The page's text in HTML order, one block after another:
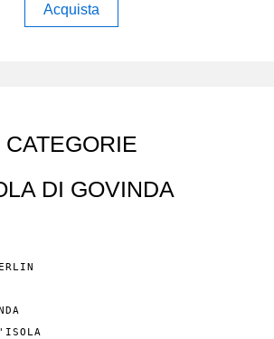
Acquista
CATEGORIE
DI GOVINDA